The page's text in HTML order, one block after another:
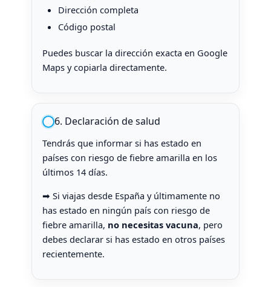
Dirección completa
Código postal
Puedes buscar la dirección exacta en Google
Maps y copiarla directamente.
6. Declaración de salud
Tendrás que informar si has estado en
países con riesgo de fiebre amarilla en los
últimos 14 días.
➡ Si viajas desde España y últimamente no
has estado en ningún país con riesgo de
fiebre amarilla, no necesitas vacuna, pero
debes declarar si has estado en otros países
recientemente.